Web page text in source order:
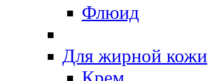
Флюид
Для жирной кожи